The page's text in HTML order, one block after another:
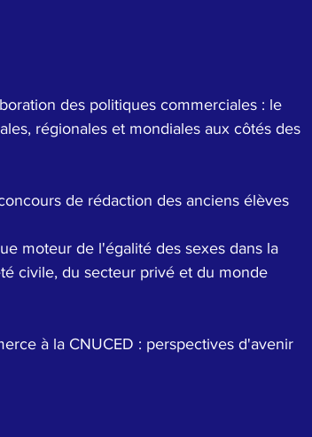
régionales et mondiales aux côtés des
civile, du secteur privé et du monde
à la CNUCED : perspectives d'avenir